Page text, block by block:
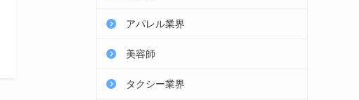
アパレル業界
美容師
タクシー業界